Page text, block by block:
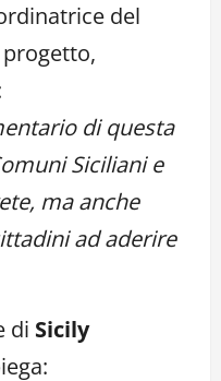
del
di questa
Siciliani e
ma anche
ad aderire
di Sicily